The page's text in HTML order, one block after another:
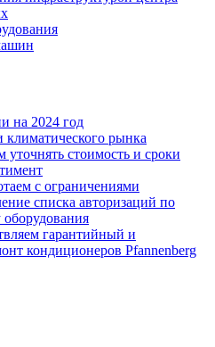
на 2024 год
климатического рынка
уточнять стоимость и сроки
с ограничениями
списка авторизаций по
гарантийный и
кондиционеров Pfannenberg